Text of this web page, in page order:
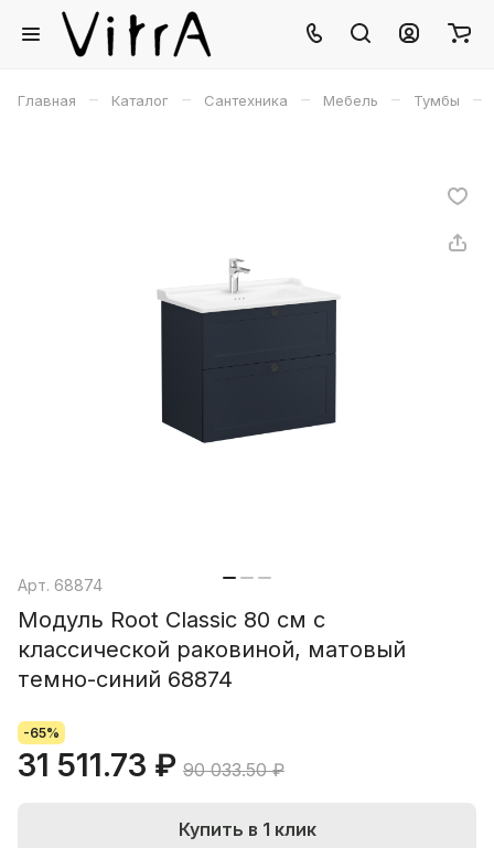
Главная – Каталог – Сантехника – Мебель – Тумбы –
Арт. 68874
Модуль Root Classic 80 см с
классической раковиной, матовый
темно-синий 68874
-65%
31 511.73 ₽ 90 033.50 ₽
Купить в 1 клик